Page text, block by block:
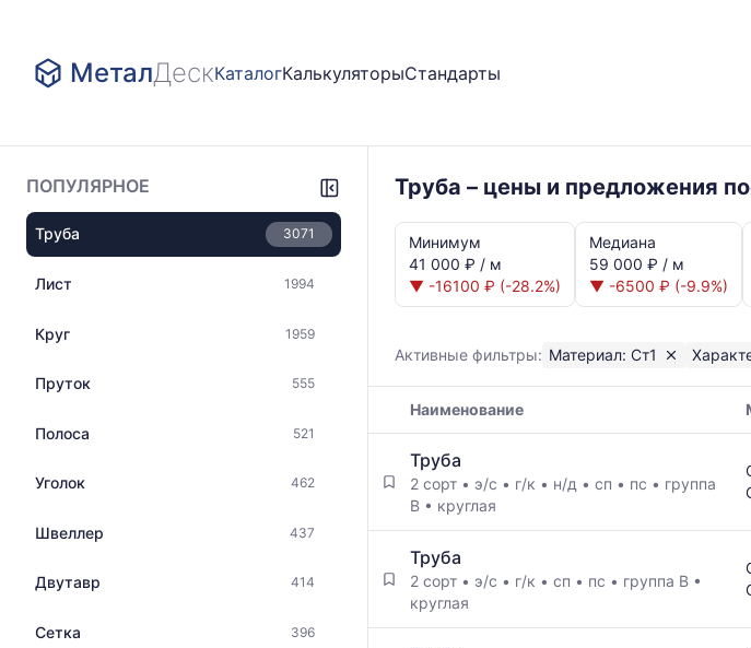
МеталДескКаталогКалькуляторыСтандарты
ПОПУЛЯРНОЕ
Труба 3071
Лист 1994
Круг 1959
Пруток 555
Полоса 521
Уголок 462
Швеллер 437
Двутавр 414
Сетка 396
Труба – цены и предложения
динамика
цен:
Труба
В
Ст1
Показаны
минимальная,
медианная
максимальная
цена
прайс-
листов
поставщиков
за
Минимум
41 000 ₽ / м
▼ -16100 ₽ (-28.2%)
Медиана
59 000 ₽ / м
▼ -6500 ₽ (-9.9%)
Активные фильтры: Материал: Ст1
на
металлопрокат
с
указанием
ГОСТ,
размеров
Наименование
Труба
2 сорт • э/с • г/к • н/д • сп • пс • группа
В • круглая
Труба
2 сорт • э/с • г/к • сп • пс • группа В •
круглая